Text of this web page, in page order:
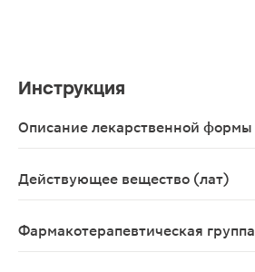
Инструкция
Описание лекарственной формы
Действующее вещество (лат)
Фармакотерапевтическая группа